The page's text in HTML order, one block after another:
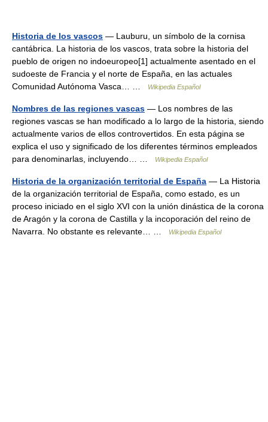
Historia de los vascos — Lauburu, un símbolo de la cornisa
cantábrica. La historia de los vascos, trata sobre la historia del
pueblo de origen no indoeuropeo[1] actualmente asentado en el
sudoeste de Francia y el norte de España, en las actuales
Comunidad Autónoma Vasca… …
Wikipedia Español
Nombres de las regiones vascas — Los nombres de las
regiones vascas se han modificado a lo largo de la historia, siendo
actualmente varios de ellos controvertidos. En esta página se
explica el uso y significado de los diferentes términos empleados
para denominarlas, incluyendo… …
Wikipedia Español
Historia de la organización territorial de España — La Historia
de la organización territorial de España, como estado, es un
proceso iniciado en el siglo XVI con la unión dinástica de la corona
de Aragón y la corona de Castilla y la incoporación del reino de
Navarra. No obstante es relevante… …
Wikipedia Español